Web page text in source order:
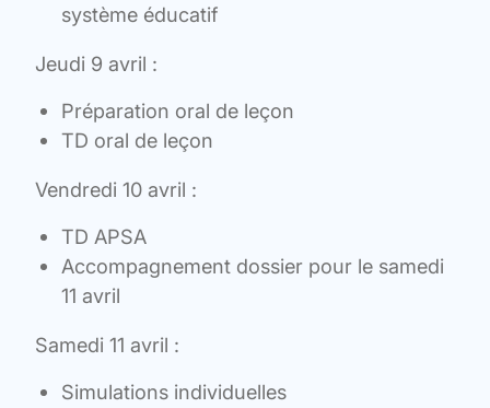
système éducatif
Jeudi 9 avril :
Préparation oral de leçon
TD oral de leçon
Vendredi 10 avril :
TD APSA
Accompagnement dossier pour le samedi
11 avril
Samedi 11 avril :
Simulations individuelles